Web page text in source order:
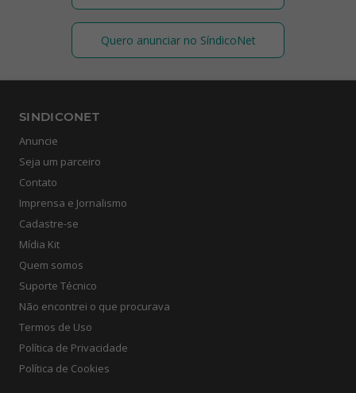
Quero anunciar no SíndicoNet
SINDICONET
Anuncie
Seja um parceiro
Contato
Imprensa e Jornalismo
Cadastre-se
Mídia Kit
Quem somos
Suporte Técnico
Não encontrei o que procurava
Termos de Uso
Política de Privacidade
Política de Cookies